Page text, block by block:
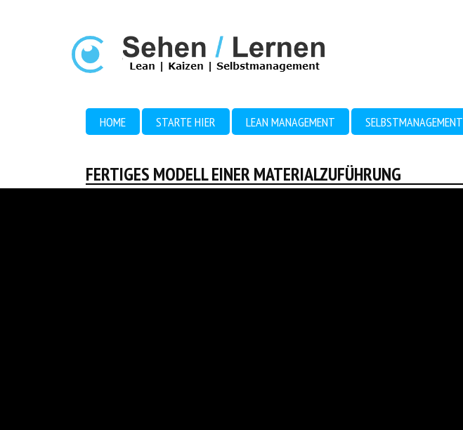
HOME STARTE HIER LEAN MANAGEMENT SELBSTMANAGEMENT
FERTIGES MODELL EINER MATERIALZUFÜHRUNG